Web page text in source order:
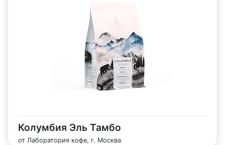
Колумбия Эль Тамбо
от Лаборатория кофе, г. Москва